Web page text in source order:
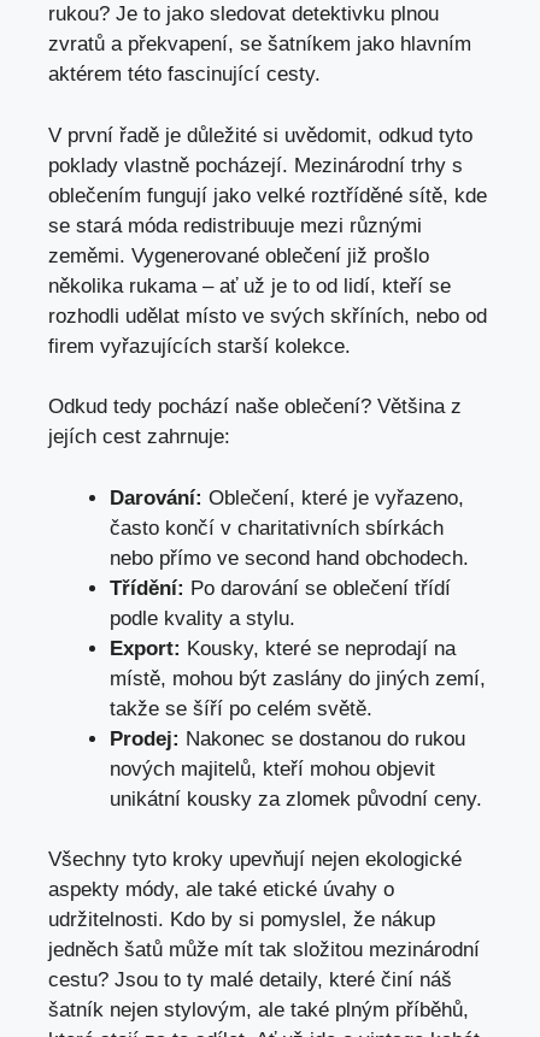
rukou? Je to​ jako sledovat detektivku plnou
zvratů ⁢a překvapení, se ⁢šatníkem jako hlavním
aktérem této fascinující ‌cesty.
V první‍ řadě​ je důležité si ‌uvědomit, odkud tyto
poklady vlastně pocházejí. Mezinárodní trhy s⁢
oblečením fungují jako ⁣velké roztříděné​ sítě,‌ kde‍
se stará móda redistribuuje⁣ mezi různými
zeměmi. Vygenerované oblečení​ již prošlo
několika rukama – ať už je to od‌ lidí, kteří se
rozhodli udělat místo⁣ ve svých skříních, nebo od
firem vyřazujících starší kolekce.
Odkud tedy‌ pochází ‌naše oblečení? ​Většina z‍
jejích cest zahrnuje:
Darování: Oblečení, které je ‍vyřazeno,
často končí v charitativních sbírkách
nebo přímo ve second ​hand obchodech.
Třídění: Po darování se‍ oblečení ‌třídí ​
podle kvality ⁢a⁤ stylu.
Export: Kousky, ⁢které ​se neprodají na
místě, mohou ⁣být ‍zaslány do ⁢jiných zemí,
takže⁢ se ​šíří po celém⁢ světě.
Prodej: ⁢Nakonec se‌ dostanou do rukou​
nových majitelů, kteří mohou ‍objevit⁤
unikátní​ kousky⁣ za zlomek původní ⁣ceny.
Všechny tyto kroky upevňují nejen ekologické
aspekty módy,​ ale⁤ také etické​ úvahy o
udržitelnosti. ⁣Kdo by⁣ si pomyslel,​ že nákup
jedněch šatů​ může mít tak složitou mezinárodní
cestu? Jsou to ty malé detaily, které činí náš
šatník nejen stylovým, ale také plným příběhů,